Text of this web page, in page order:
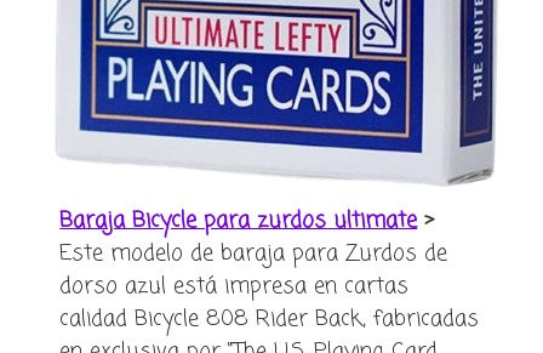
Baraja Bicycle para zurdos ultimate>
Este modelo de baraja para Zurdos de
dorso azul está impresa en cartas
calidad Bicycle 808 Rider Back, fabricadas